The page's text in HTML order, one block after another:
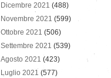
Dicembre 2021 (488)
Novembre 2021 (599)
Ottobre 2021 (506)
Settembre 2021 (539)
Agosto 2021 (423)
Luglio 2021 (577)